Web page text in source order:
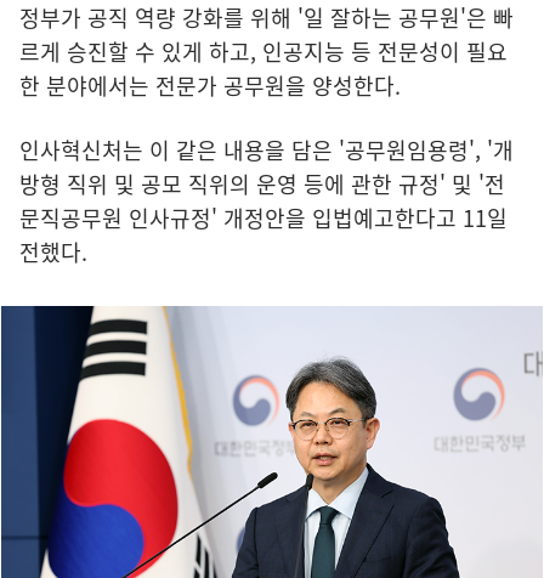
정부가 공직 역량 강화를 위해 '일 잘하는 공무원'은 빠
르게 승진할 수 있게 하고, 인공지능 등 전문성이 필요
한 분야에서는 전문가 공무원을 양성한다.
인사혁신처는 이 같은 내용을 담은 '공무원임용령', '개
방형 직위 및 공모 직위의 운영 등에 관한 규정' 및 '전
문직공무원 인사규정' 개정안을 입법예고한다고 11일
전했다.